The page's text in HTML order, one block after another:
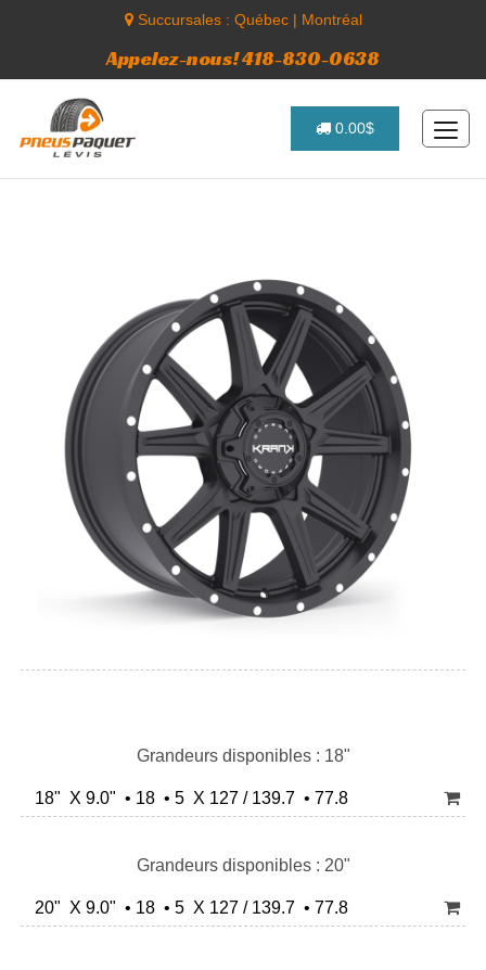
Succursales : Québec| Montréal
Appelez-nous! 418-830-0638
0.00$
Grandeurs disponibles : 18"
18" X 9.0" • 18 • 5 X 127 / 139.7 • 77.8
Grandeurs disponibles : 20"
20" X 9.0" • 18 • 5 X 127 / 139.7 • 77.8